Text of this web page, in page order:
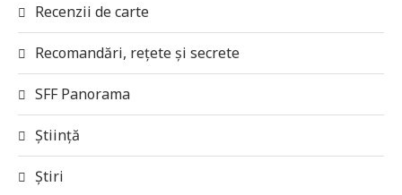
Recenzii de carte
Recomandări, rețete și secrete
SFF Panorama
Știință
Știri